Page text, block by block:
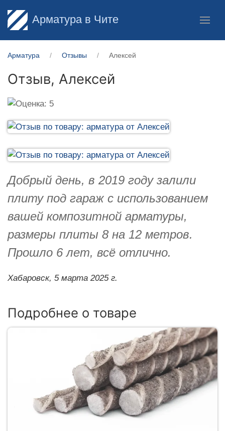
Арматура в Чите
Арматура Отзывы Алексей
Отзыв, Алексей
Добрый день, в 2019 году залили
плиту под гараж с использованием
вашей композитной арматуры,
размеры плиты 8 на 12 метров.
Прошло 6 лет, всё отлично.
Хабаровск, 5 марта 2025 г.
Подробнее о товаре